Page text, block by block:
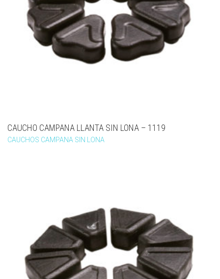
CAUCHO CAMPANA LLANTA SIN LONA – 1119
CAUCHOS CAMPANA SIN LONA